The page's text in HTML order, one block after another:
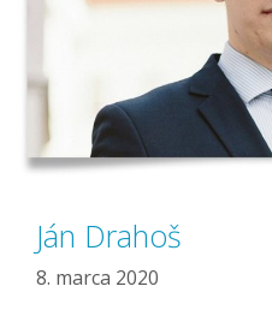
Ján Drahoš
8. marca 2020